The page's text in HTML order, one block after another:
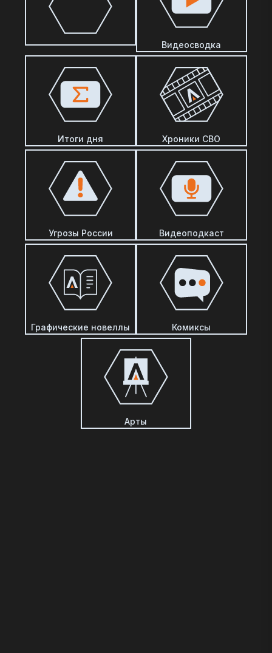
Видеосводка
Итоги дня Хроники СВО
Угрозы России Видеоподкаст
Графические новеллы Комиксы
Арты